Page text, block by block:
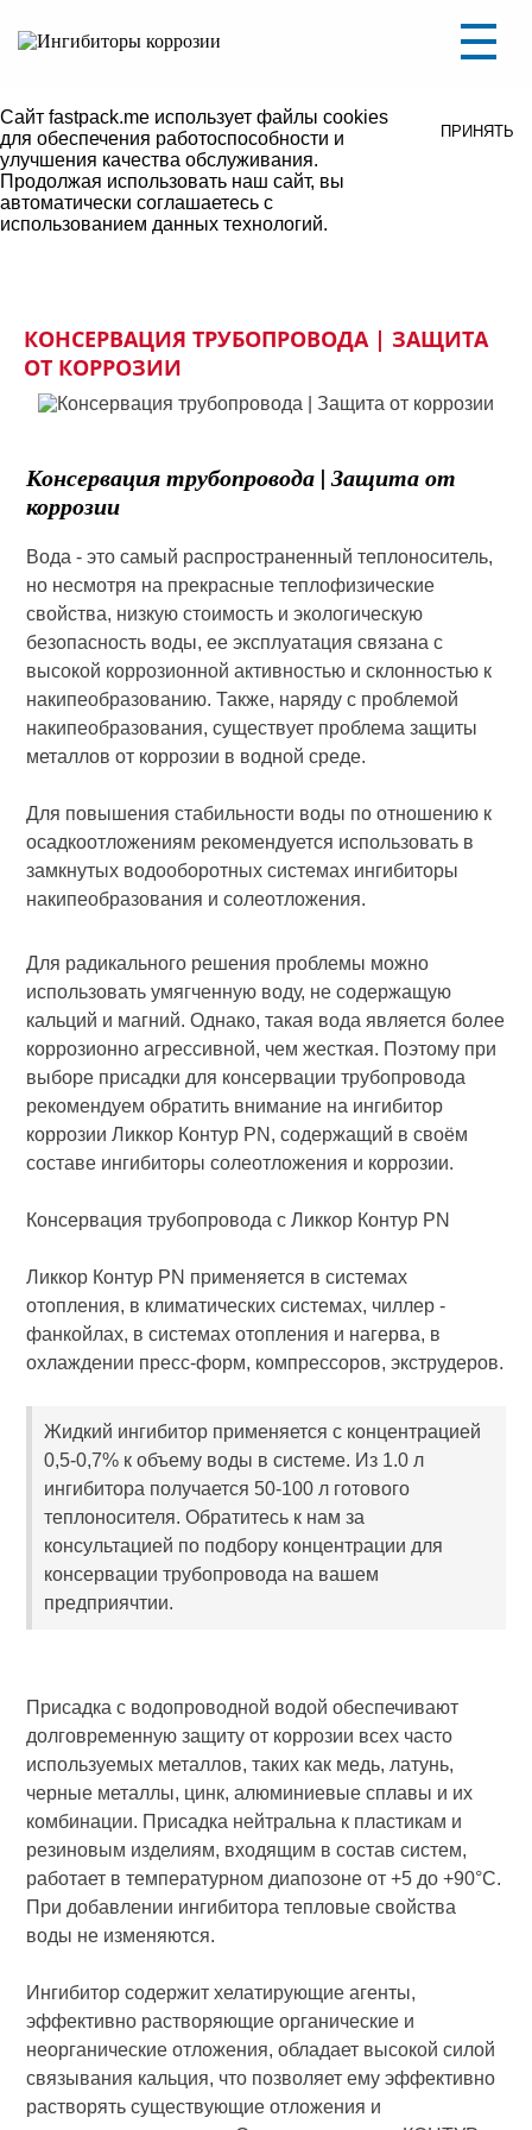
технические работы.
В связи с этим некоторые разделы могут не
ПОНЯТНО
Сайт fastpack.me использует файлы cookies
для обеспечения работоспособности и
улучшения качества обслуживания.
Продолжая использовать наш сайт, вы
автоматически соглашаетесь с
использованием данных технологий.
ПРИНЯТЬ
КОНСЕРВАЦИЯ ТРУБОПРОВОДА | ЗАЩИТА
ОТ КОРРОЗИИ
Консервация трубопровода | Защита от
коррозии
Вода - это самый распространенный теплоноситель,
но несмотря на прекрасные теплофизические
свойства, низкую стоимость и экологическую
безопасность воды, ее эксплуатация связана с
высокой коррозионной активностью и склонностью к
накипеобразованию. Также, наряду с проблемой
накипеобразования, существует проблема защиты
металлов от коррозии в водной среде.
Для повышения стабильности воды по отношению к
осадкоотложениям рекомендуется использовать в
замкнутых водооборотных системах ингибиторы
накипеобразования и солеотложения.
Для радикального решения проблемы можно
использовать умягченную воду, не содержащую
кальций и магний. Однако, такая вода является более
коррозионно агрессивной, чем жесткая. Поэтому при
выборе присадки для консервации трубопровода
рекомендуем обратить внимание на ингибитор
коррозии Ликкор Контур PN, содержащий в своём
составе ингибиторы солеотложения и коррозии.
Консервация трубопровода с Ликкор Контур PN
Ликкор Контур PN применяется в системах
отопления, в климатических системах, чиллер -
фанкойлах, в системах отопления и нагерва, в
охлаждении пресс-форм, компрессоров, экструдеров.
Жидкий ингибитор применяется с концентрацией
0,5-0,7% к объему воды в системе. Из 1.0 л
ингибитора получается 50-100 л готового
теплоносителя. Обратитесь к нам за
консультацией по подбору концентрации для
консервации трубопровода на вашем
предприячтии.
Присадка с водопроводной водой обеспечивают
долговременную защиту от коррозии всех часто
используемых металлов, таких как медь, латунь,
черные металлы, цинк, алюминиевые сплавы и их
комбинации. Присадка нейтральна к пластикам и
резиновым изделиям, входящим в состав систем,
работает в температурном диапозоне от +5 до +90°C.
При добавлении ингибитора тепловые свойства
воды не изменяются.
Ингибитор содержит хелатирующие агенты,
эффективно растворяющие органические и
неорганические отложения, обладает высокой силой
связывания кальция, что позволяет ему эффективно
растворять существующие отложения и